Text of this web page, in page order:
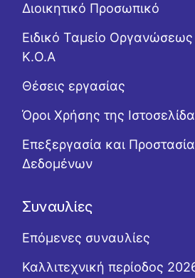
Διοικητικό Προσωπικό
Ειδικό Ταμείο
Κ.Ο.Α
Θέσεις εργασίας
Όροι Χρήσης της
Επεξεργασία και
Δεδομένων
Συναυλίες
Επόμενες συναυλίες
Καλλιτεχνική περίοδος